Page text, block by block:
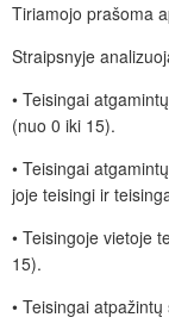
Tiriamojo prašoma
Straipsnyje
• Teisingai
(nuo 0 iki 15).
• Teisingai
joje teisingi ir
• Teisingoje vietoje
15).
• Teisingai